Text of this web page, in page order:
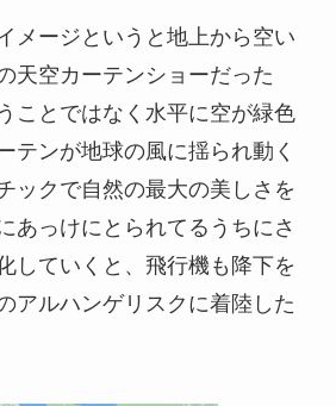
メージというと地上から空い
天空カーテンショーだった
ことではなく水平に空が緑色
テンが地球の風に揺られ動く
ックで自然の最大の美しさを
あっけにとられてるうちにさ
していくと、飛行機も降下を
アルハンゲリスクに着陸した